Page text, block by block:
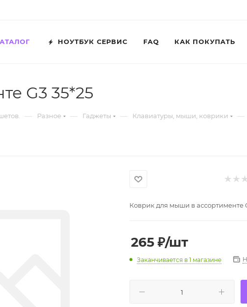
НОУТБУК СЕРВИС FAQ КАК ПОКУПАТЬ
G3 35*25
— Разное — Гаджеты — Клавиатуры, мыши, коврики —
Коврик для мыши в ассортименте
265 ₽/шт
Заканчивается в 1 магазине